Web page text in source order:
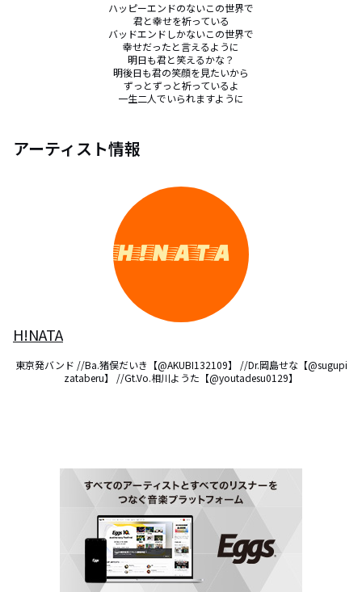
ハッピーエンドのないこの世界で
君と幸せを祈っている
バッドエンドしかないこの世界で
幸せだったと言えるように
明日も君と笑えるかな？
明後日も君の笑顔を見たいから
ずっとずっと祈っているよ
一生二人でいられますように
アーティスト情報
H!NATA
東京発バンド //Ba.猪俣だいき【@AKUBI132109】 //Dr.岡島せな【@sugupi
zataberu】 //Gt.Vo.相川ようた【@youtadesu0129】